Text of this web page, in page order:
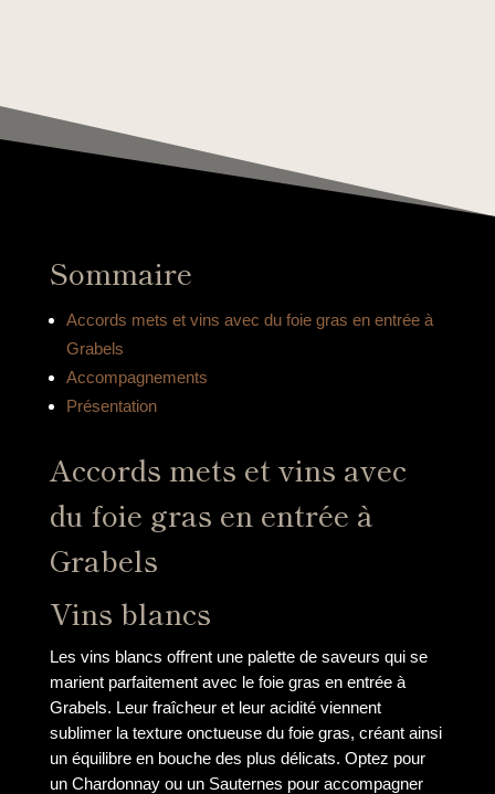
Sommaire
Accords mets et vins avec du foie gras en entrée à
Grabels
Accompagnements
Présentation
Accords mets et vins avec
du foie gras en entrée à
Grabels
Vins blancs
Les vins blancs offrent une palette de saveurs qui se
marient parfaitement avec le foie gras en entrée à
Grabels. Leur fraîcheur et leur acidité viennent
sublimer la texture onctueuse du foie gras, créant ainsi
un équilibre en bouche des plus délicats. Optez pour
un Chardonnay ou un Sauternes pour accompagner